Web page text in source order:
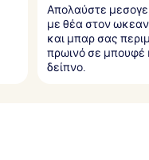
Απολαύστε
με θέα στον
και μπαρ σας
πρωινό σε μπουφέ
δείπνο.